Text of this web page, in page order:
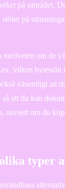
på området.
på
medveten om de
vilken bytesrätt
väsentligt att
att du kan
oavsett om du
typer